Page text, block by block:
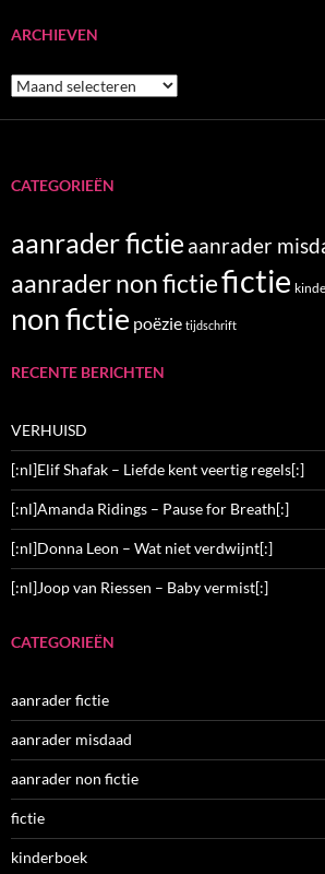
ARCHIEVEN
Archieven
CATEGORIEËN
aanrader fictie aanrader
aanrader non fictiefictie
non fictie poëzie tijdschrift
RECENTE BERICHTEN
VERHUISD
[:nl]Elif Shafak – Liefde kent veertig regels[:]
[:nl]Amanda Ridings – Pause for Breath[:]
[:nl]Donna Leon – Wat niet verdwijnt[:]
[:nl]Joop van Riessen – Baby vermist[:]
CATEGORIEËN
aanrader fictie
aanrader misdaad
aanrader non fictie
fictie
kinderboek